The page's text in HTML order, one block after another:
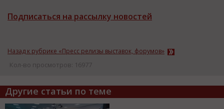
Подписаться на рассылку новостей
Назад к рубрике «Пресс релизы выставок, форумов»
Кол-во просмотров: 16977
Другие статьи по теме